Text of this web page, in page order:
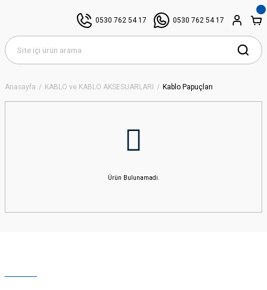
0530 762 54 17 0530 762 54 17
Anasayfa KABLO ve KABLO AKSESUARLARI Kablo Papuçları
Ürün Bulunamadı.